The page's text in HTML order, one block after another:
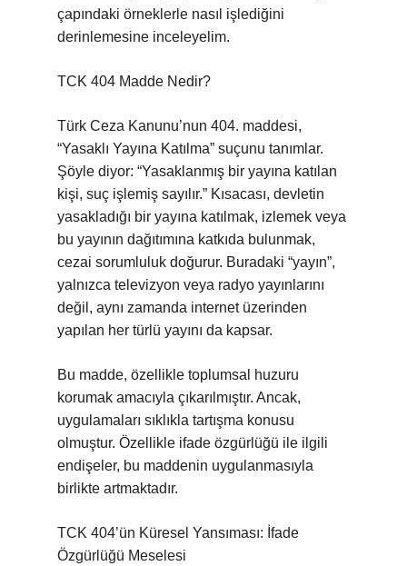
çapındaki örneklerle nasıl işlediğini
derinlemesine inceleyelim.
TCK 404 Madde Nedir?
Türk Ceza Kanunu’nun 404. maddesi,
“Yasaklı Yayına Katılma” suçunu tanımlar.
Şöyle diyor: “Yasaklanmış bir yayına katılan
kişi, suç işlemiş sayılır.” Kısacası, devletin
yasakladığı bir yayına katılmak, izlemek veya
bu yayının dağıtımına katkıda bulunmak,
cezai sorumluluk doğurur. Buradaki “yayın”,
yalnızca televizyon veya radyo yayınlarını
değil, aynı zamanda internet üzerinden
yapılan her türlü yayını da kapsar.
Bu madde, özellikle toplumsal huzuru
korumak amacıyla çıkarılmıştır. Ancak,
uygulamaları sıklıkla tartışma konusu
olmuştur. Özellikle ifade özgürlüğü ile ilgili
endişeler, bu maddenin uygulanmasıyla
birlikte artmaktadır.
TCK 404’ün Küresel Yansıması: İfade
Özgürlüğü Meselesi